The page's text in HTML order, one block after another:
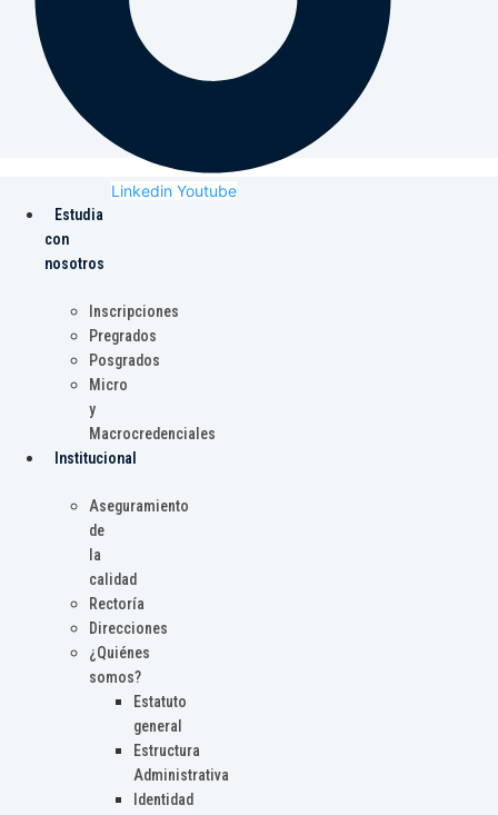
Linkedin Youtube
Estudia
con
nosotros
Inscripciones
Pregrados
Posgrados
Micro
y
Macrocredenciales
Institucional
Aseguramiento
de
la
calidad
Rectoría
Direcciones
¿Quiénes
somos?
Estatuto
general
Estructura
Administrativa
Identidad